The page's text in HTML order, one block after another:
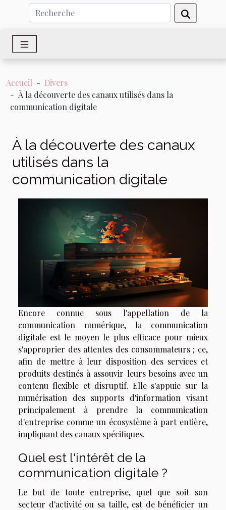
Accueil
Divers
À la découverte des canaux utilisés dans la
communication digitale
À la découverte des canaux
utilisés dans la
communication digitale
Encore connue sous l'appellation de la
communication numérique, la communication
digitale est le moyen le plus efficace pour mieux
s'approprier des attentes des consommateurs ; ce,
afin de mettre à leur disposition des services et
produits destinés à assouvir leurs besoins avec un
contenu flexible et disruptif. Elle s'appuie sur la
numérisation des supports d'information visant
principalement à prendre la communication
d'entreprise comme un écosystème à part entière,
impliquant des canaux spécifiques.
Quel est l'intérêt de la
communication digitale ?
Le but de toute entreprise, quel que soit son
secteur d'activité ou sa taille, est de bénéficier un